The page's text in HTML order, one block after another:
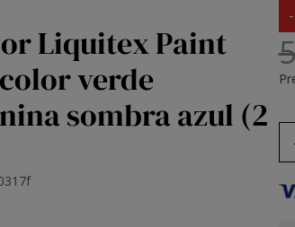
Liquitex Paint
verde
sombra azul (2